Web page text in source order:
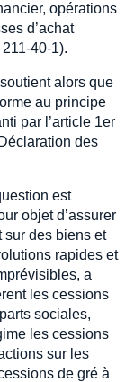
opérations
d’achat
40-1).
alors que
au principe
par l’article 1er
des
est
objet d’assurer
sur des biens et
rapides et
a
les cessions
sociales,
les cessions
sur les
de gré à